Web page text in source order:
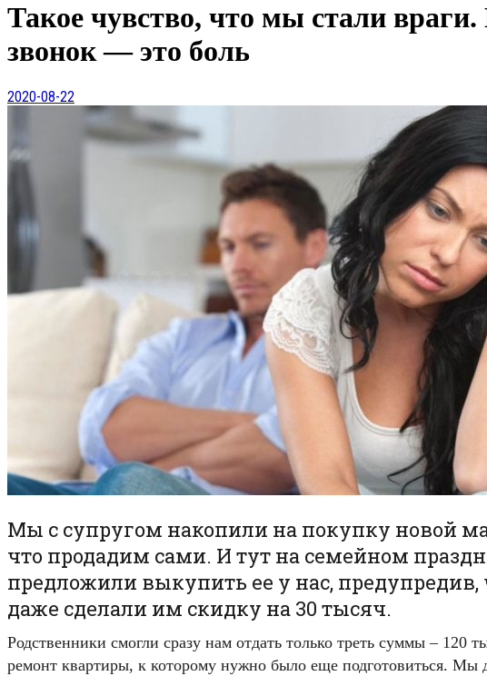
Такое чувство, что мы стали
звонок — это боль
2020-08-22
Мы с супругом накопили на покупку новой
что продадим сами. И тут на семейном
предложили выкупить ее у нас,
даже сделали им скидку на 30 тысяч.
Родственники смогли сразу нам отдать только треть суммы –
ремонт квартиры, к которому нужно было еще подготовиться. Мы